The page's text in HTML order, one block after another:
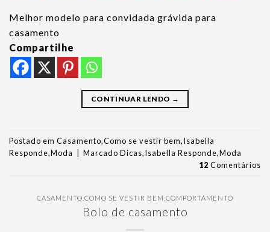
Melhor modelo para convidada grávida para
casamento
Compartilhe
CONTINUAR LENDO →
Postado em Casamento,Como se vestir bem,Isabella
Responde,Moda Marcado Dicas,Isabella Responde,Moda
12 Comentários
CASAMENTO COMO SE VESTIR BEM COMPORTAMENTO
Bolo de casamento